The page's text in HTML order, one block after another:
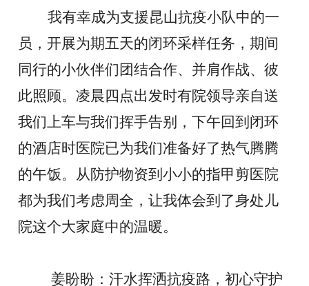
我有幸成为支援昆山抗疫小队中的一
员，开展为期五天的闭环采样任务，期间
同行的小伙伴们团结合作、并肩作战、彼
此照顾。凌晨四点出发时有院领导亲自送
我们上车与我们挥手告别，下午回到闭环
的酒店时医院已为我们准备好了热气腾腾
的午饭。从防护物资到小小的指甲剪医院
都为我们考虑周全，让我体会到了身处儿
院这个大家庭中的温暖。
姜盼盼：汗水挥洒抗疫路，初心守护